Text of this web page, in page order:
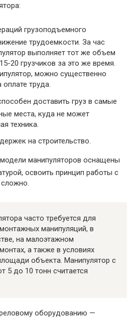
грузоподъемного
трудоемкости. За час
выполняет тот же объем
20 грузчиков за это же время.
можно существенно
труда.
доставить груз в самые
места, куда не может
техника.
на строительство.
манипуляторов оснащены
освоить принцип работы с
часто требуется для
манипуляций, в
на малоэтажном
а также в условиях
объекта. Манипулятор с
5 до 10 тонн считается
оборудованию —